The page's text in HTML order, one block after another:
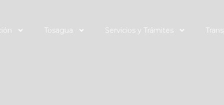
Tosagua Servicios y Trámites